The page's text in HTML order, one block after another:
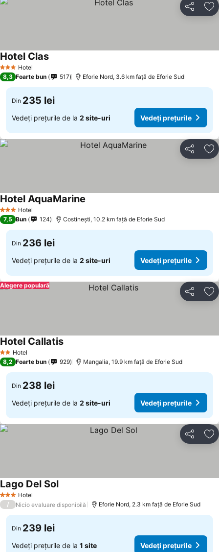
Distribuiți
3 SteleHotel
Hotel Clas
8,3 Foarte bun 517 Eforie Nord, 3.6 km faţă de Eforie Sud
Din 235 lei
Vedeți prețurile de la 2 site-uri Vedeți prețurile
Distribuiți
3 SteleHotel
Hotel AquaMarine
7,5 Bun 124 Costinești, 10.2 km faţă de Eforie Sud
Din 236 lei
Vedeți prețurile de la 2 site-uri Vedeți prețurile
Distribuiți
Alegere populară
2 SteleHotel
Hotel Callatis
8,2 Foarte bun 929 Mangalia, 19.9 km faţă de Eforie Sud
Din 238 lei
Vedeți prețurile de la 2 site-uri Vedeți prețurile
Distribuiți
3 SteleHotel
Lago Del Sol
/ Nicio evaluare disponibilă Eforie Nord, 2.3 km faţă de Eforie Sud
Din 239 lei
Vedeți prețurile de la 1 site Vedeți prețurile